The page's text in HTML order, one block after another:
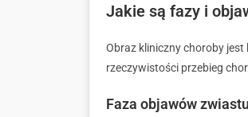
Jakie są fazy i
Obraz kliniczny choroby jest
rzeczywistości przebieg
Faza objawów